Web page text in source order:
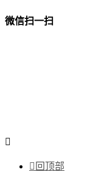
微信扫一扫

 回顶部